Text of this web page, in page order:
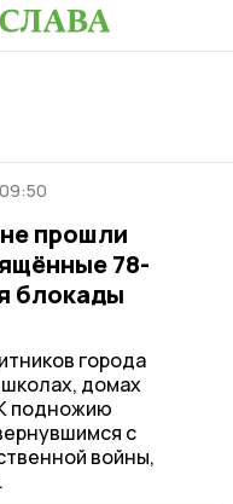
прошли
78-
блокады
города
школах, домах
подножию
с
войны,